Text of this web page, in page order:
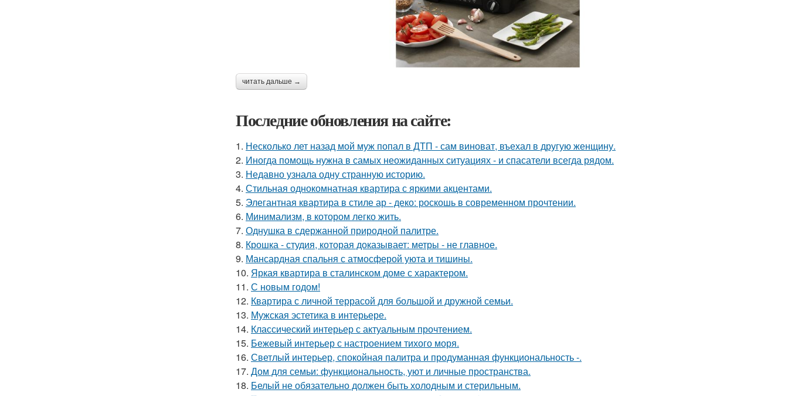
читать дальше →
Последние обновления на сайте:
1. Несколько лет назад мой муж попал в ДТП - сам виноват, въехал в другую женщину.
2. Иногда помощь нужна в самых неожиданных ситуациях - и спасатели всегда рядом.
3. Недавно узнала одну странную историю.
4. Стильная однокомнатная квартира с яркими акцентами.
5. Элегантная квартира в стиле ар - деко: роскошь в современном прочтении.
6. Минимализм, в котором легко жить.
7. Однушка в сдержанной природной палитре.
8. Крошка - студия, которая доказывает: метры - не главное.
9. Мансардная спальня с атмосферой уюта и тишины.
10. Яркая квартира в сталинском доме с характером.
11. С новым годом!
12. Квартира с личной террасой для большой и дружной семьи.
13. Мужская эстетика в интерьере.
14. Классический интерьер с актуальным прочтением.
15. Бежевый интерьер с настроением тихого моря.
16. Светлый интерьер, спокойная палитра и продуманная функциональность -.
17. Дом для семьи: функциональность, уют и личные пространства.
18. Белый не обязательно должен быть холодным и стерильным.